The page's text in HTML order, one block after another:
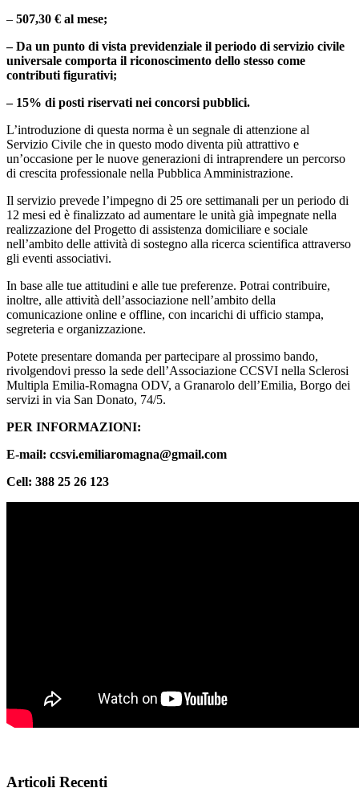
– 507,30 € al mese;
– Da un punto di vista previdenziale il periodo di servizio civile
universale comporta il riconoscimento dello stesso come
contributi figurativi;
– 15% di posti riservati nei concorsi pubblici.
L’introduzione di questa norma è un segnale di attenzione al
Servizio Civile che in questo modo diventa più attrattivo e
un’occasione per le nuove generazioni di intraprendere un percorso
di crescita professionale nella Pubblica Amministrazione.
Il servizio prevede l’impegno di 25 ore settimanali per un periodo di
12 mesi ed è finalizzato ad aumentare le unità già impegnate nella
realizzazione del Progetto di assistenza domiciliare e sociale
nell’ambito delle attività di sostegno alla ricerca scientifica attraverso
gli eventi associativi.
In base alle tue attitudini e alle tue preferenze. Potrai contribuire,
inoltre, alle attività dell’associazione nell’ambito della
comunicazione online e offline, con incarichi di ufficio stampa,
segreteria e organizzazione.
Potete presentare domanda per partecipare al prossimo bando,
rivolgendovi presso la sede dell’Associazione CCSVI nella Sclerosi
Multipla Emilia-Romagna ODV, a Granarolo dell’Emilia, Borgo dei
servizi in via San Donato, 74/5.
PER INFORMAZIONI:
E-mail: ccsvi.emiliaromagna@gmail.com
Cell: 388 25 26 123
Articoli Recenti